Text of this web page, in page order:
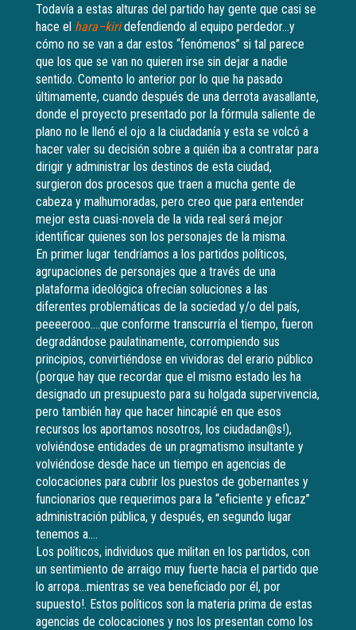
Todavía a estas alturas del partido hay gente que casi se
hace el hara–kiridefendiendo al equipo perdedor…y
cómo no se van a dar estos “fenómenos” si tal parece
que los que se van no quieren irse sin dejar a nadie
sentido. Comento lo anterior por lo que ha pasado
últimamente, cuando después de una derrota avasallante,
donde el proyecto presentado por la fórmula saliente de
plano no le llenó el ojo a la ciudadanía y esta se volcó a
hacer valer su decisión sobre a quién iba a contratar para
dirigir y administrar los destinos de esta ciudad,
surgieron dos procesos que traen a mucha gente de
cabeza y malhumoradas, pero creo que para entender
mejor esta cuasi-novela de la vida real será mejor
identificar quienes son los personajes de la misma.
En primer lugar tendríamos a los partidos políticos,
agrupaciones de personajes que a través de una
plataforma ideológica ofrecían soluciones a las
diferentes problemáticas de la sociedad y/o del país,
peeeerooo….que conforme transcurría el tiempo, fueron
degradándose paulatinamente, corrompiendo sus
principios, convirtiéndose en vividoras del erario público
(porque hay que recordar que el mismo estado les ha
designado un presupuesto para su holgada supervivencia,
pero también hay que hacer hincapié en que esos
recursos los aportamos nosotros, los ciudadan@s!),
volviéndose entidades de un pragmatismo insultante y
volviéndose desde hace un tiempo en agencias de
colocaciones para cubrir los puestos de gobernantes y
funcionarios que requerimos para la “eficiente y eficaz”
administración pública, y después, en segundo lugar
tenemos a….
Los políticos, individuos que militan en los partidos, con
un sentimiento de arraigo muy fuerte hacia el partido que
lo arropa…mientras se vea beneficiado por él, por
supuesto!. Estos políticos son la materia prima de estas
agencias de colocaciones y nos los presentan como los